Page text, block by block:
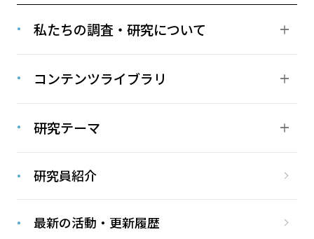
私たちの調査・研究について
コンテンツライブラリ
研究テーマ
研究員紹介
最新の活動・更新履歴